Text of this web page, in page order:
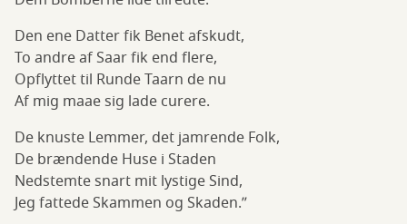
Den ene Datter fik Benet afskudt,
To andre af Saar fik end flere,
Opflyttet til Runde Taarn de nu
Af mig maae sig lade curere.
De knuste Lemmer, det jamrende Folk,
De brændende Huse i Staden
Nedstemte snart mit lystige Sind,
Jeg fattede Skammen og Skaden.”